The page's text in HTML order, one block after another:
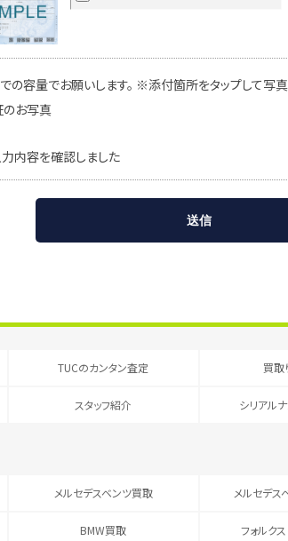
容量でお願いします。 ※添付箇所をタップして写
お写真
内容を確認しました
TUCのカンタン査定 買取
スタッフ紹介 シリアル
メルセデスベンツ買取 メルセデス
BMW買取 フォルク